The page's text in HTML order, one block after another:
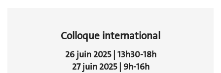
Colloque international
26 juin 2025 | 13h30-18h
27 juin 2025 | 9h-16h